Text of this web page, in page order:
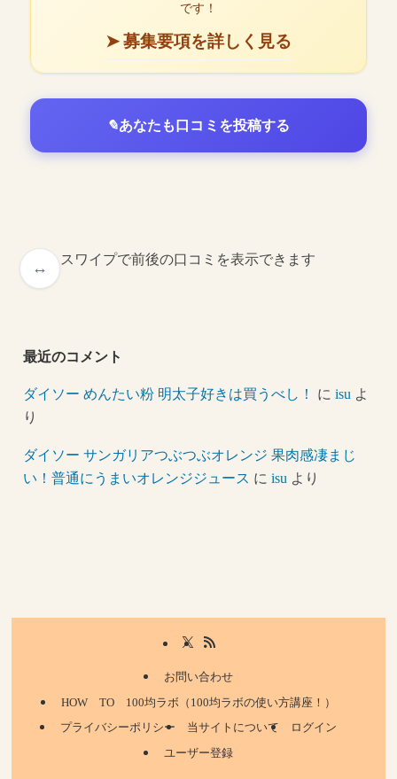
です！
➤ 募集要項を詳しく見る
あなたも口コミを投稿する
スワイプで前後の口コミを表示できます
最近のコメント
ダイソー めんたい粉 明太子好きは買うべし！ にisu よ
り
ダイソー サンガリアつぶつぶオレンジ 果肉感凄まじ
い！普通にうまいオレンジジュース にisu より
お問い合わせ
HOW TO 100均ラボ（100均ラボの使い方講座！）
プライバシーポリシー
当サイトについて
ログイン
ユーザー登録